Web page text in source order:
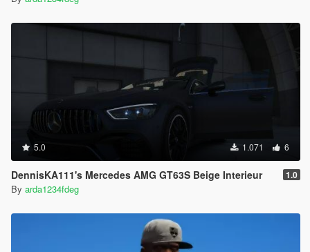
5.0 1.071 6
DennisKA111's Mercedes AMG GT63S Beige Interieur 1.0
By arda1234fdeg